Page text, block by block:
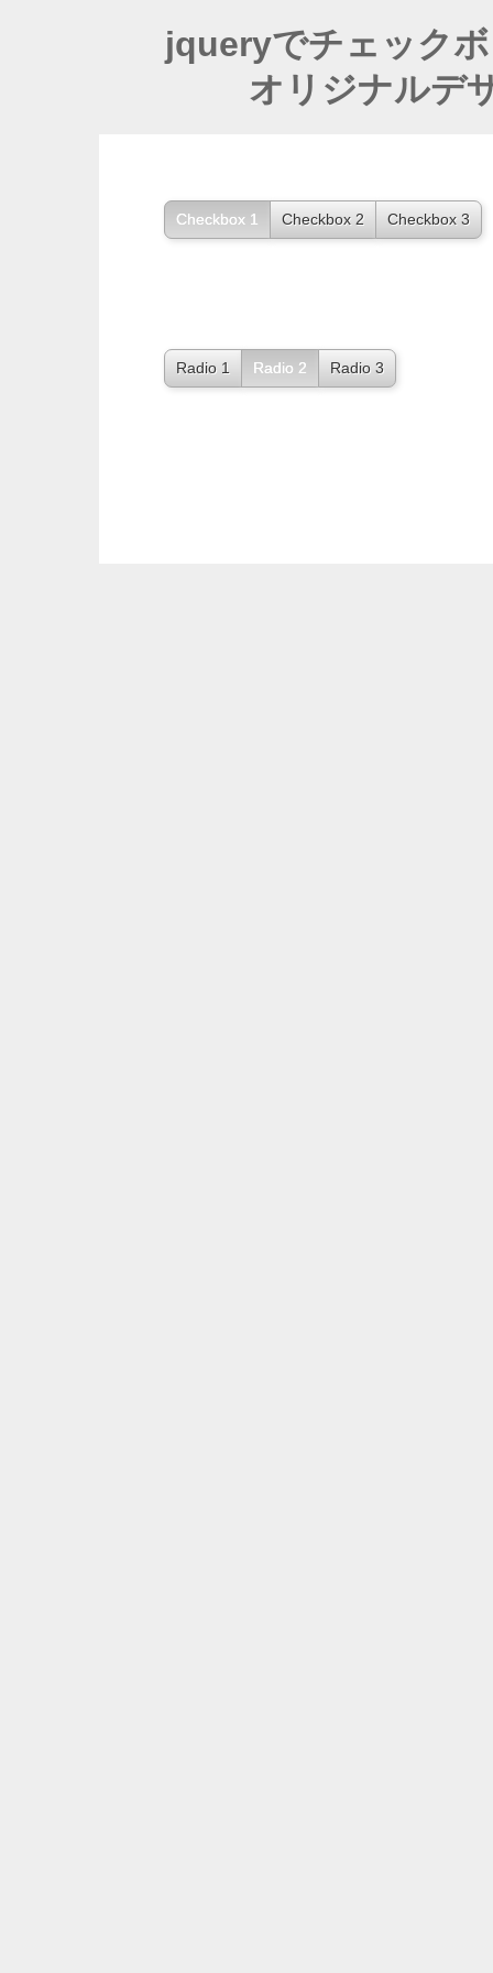
jqueryでチェック
オリジナルデ
Checkbox 1 Checkbox 2 Checkbox 3
Radio 1 Radio 2 Radio 3